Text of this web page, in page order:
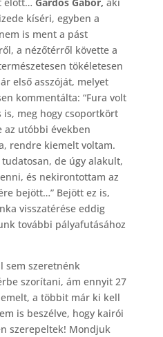
kíséri, egyben a
is ment a pást
a nézőtérről követte a
tökéletesen
első asszóját, melyet
kommentálta: “Fura volt
is, meg hogy csoportkört
az utóbbi években
rendre kiemelt voltam.
de úgy alakult,
és nekirontottam az
bejött…” Bejött ez is,
visszatérése eddig
további pályafutásához
sem szeretnénk
szorítani, ám ennyit 27
a többit már ki kell
is beszélve, hogy kairói
szerepeltek! Mondjuk